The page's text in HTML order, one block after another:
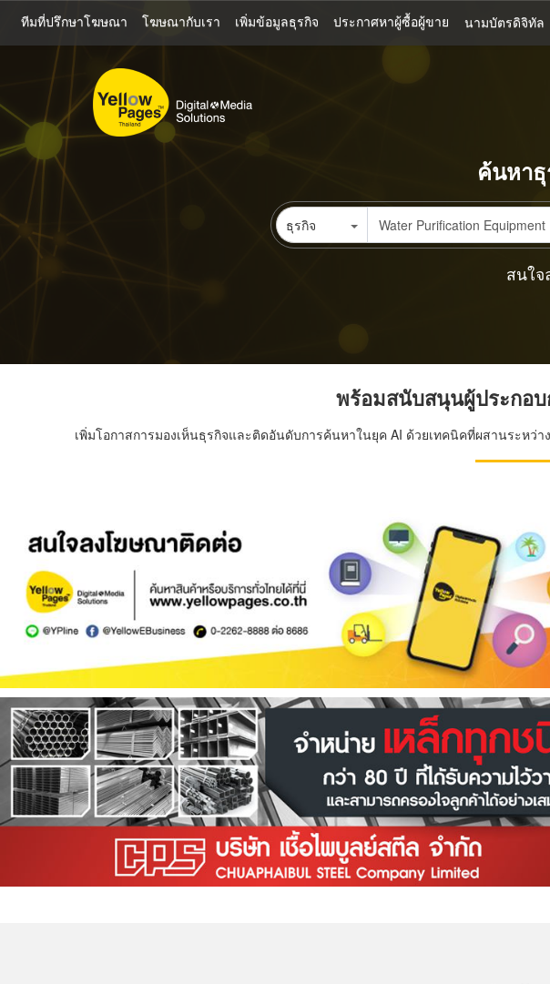
หลัก
ทีมที่ปรึกษาโฆษณา โฆษณากับเรา เพิ่มข้อมูลธุรกิจ ประกาศหาผู้ซื้อผู้ขาย นามบัตรดิจิทัล
ค้นหา
ธุรกิจ
สนใ
พร้อมสนับสนุนผู้ประกอ
เพิ่มโอกาสการมองเห็นธุรกิจและติดอันดับการค้นหาในยุค AI ด้วยเทคนิคที่ผสานระหว่